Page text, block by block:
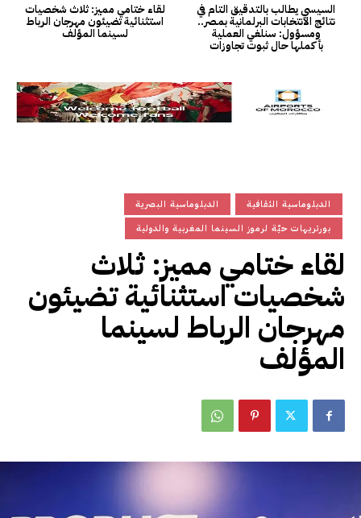
لقاء ختامي مميز: ثلاث شخصيات
استثنائية تضيئون مهرجان الرباط
لسينما المؤلف
السيسي يطالب بالتدقيق التام في
نتائج الانتخابات البرلمانية بمصر..
ومسؤول: سنلغي العملية
بأكملها حال ثبوت تجاوزات